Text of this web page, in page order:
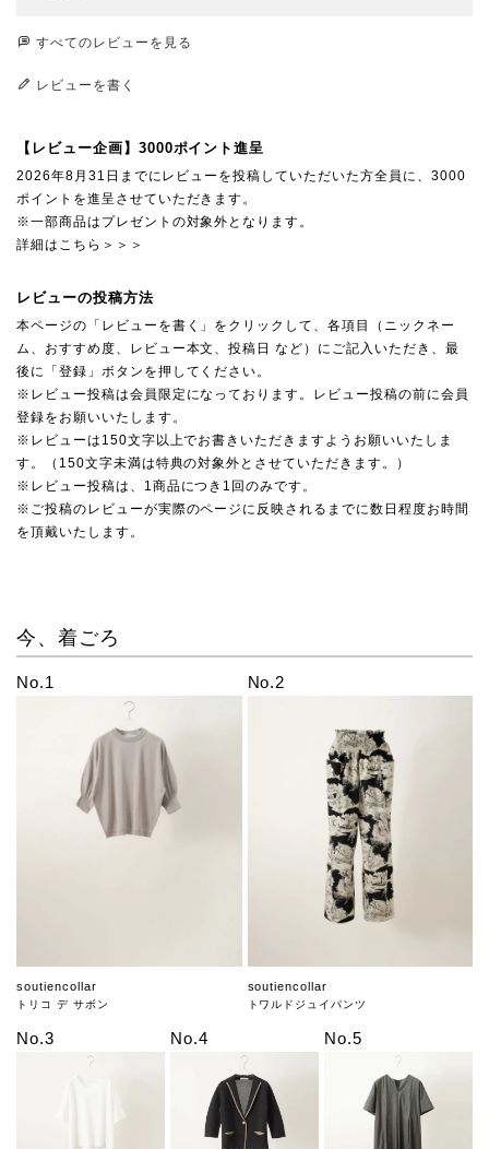
すべてのレビューを見る
レビューを書く
【レビュー企画】3000ポイント進呈
2026年8月31日までにレビューを投稿していただいた方全員に、3000
ポイントを進呈させていただきます。
※一部商品はプレゼントの対象外となります。
詳細はこちら＞＞＞
レビューの投稿方法
本ページの「レビューを書く」をクリックして、各項目（ニックネー
ム、おすすめ度、レビュー本文、投稿日 など）にご記入いただき、最
後に「登録」ボタンを押してください。
※レビュー投稿は会員限定になっております。レビュー投稿の前に会員
登録をお願いいたします。
※レビューは150文字以上でお書きいただきますようお願いいたしま
す。（150文字未満は特典の対象外とさせていただきます。）
※レビュー投稿は、1商品につき1回のみです。
※ご投稿のレビューが実際のページに反映されるまでに数日程度お時間
を頂戴いたします。
今、着ごろ
No.1
soutiencollar
トリコ デ サボン
No.2
soutiencollar
トワルドジュイパンツ
No.3 No.4 No.5